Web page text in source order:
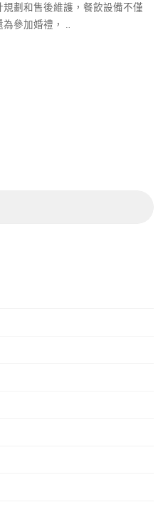
劃和售後維護，餐飲設備不僅
參加婚禮， …